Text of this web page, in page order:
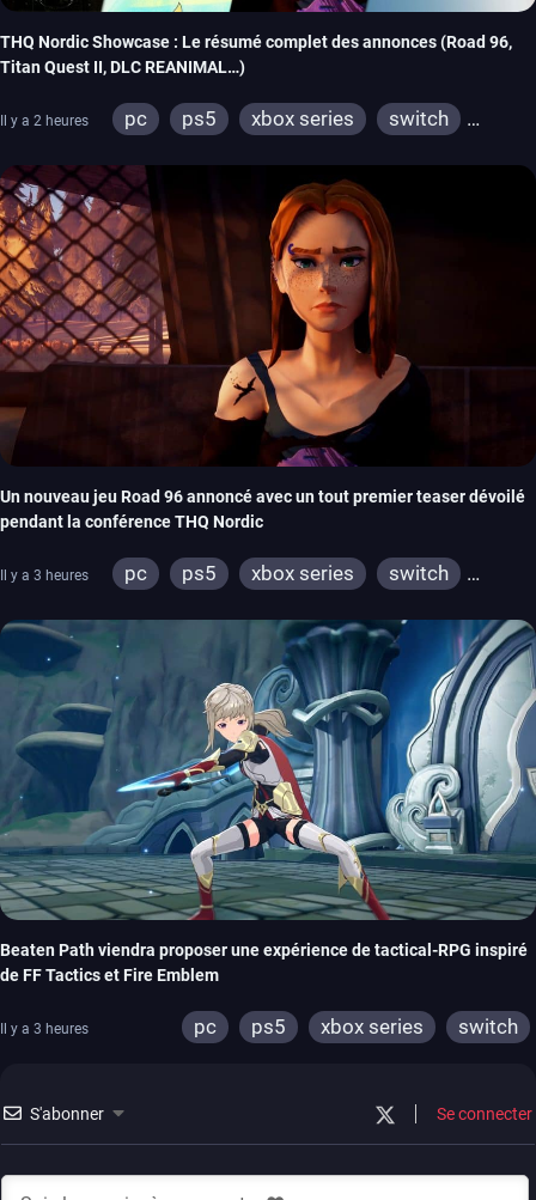
THQ Nordic Showcase : Le résumé complet des annonces (Road 96,
Titan Quest II, DLC REANIMAL…)
Il y a 2 heures pc ps5 xbox series
switch
Un nouveau jeu Road 96 annoncé avec un tout premier teaser dévoilé
pendant la conférence THQ Nordic
Il y a 3 heures pc ps5 xbox series
switch
Beaten Path viendra proposer une expérience de tactical-RPG inspiré
de FF Tactics et Fire Emblem
Il y a 3 heures pc ps5 xbox series switch
S'abonner Se connecter